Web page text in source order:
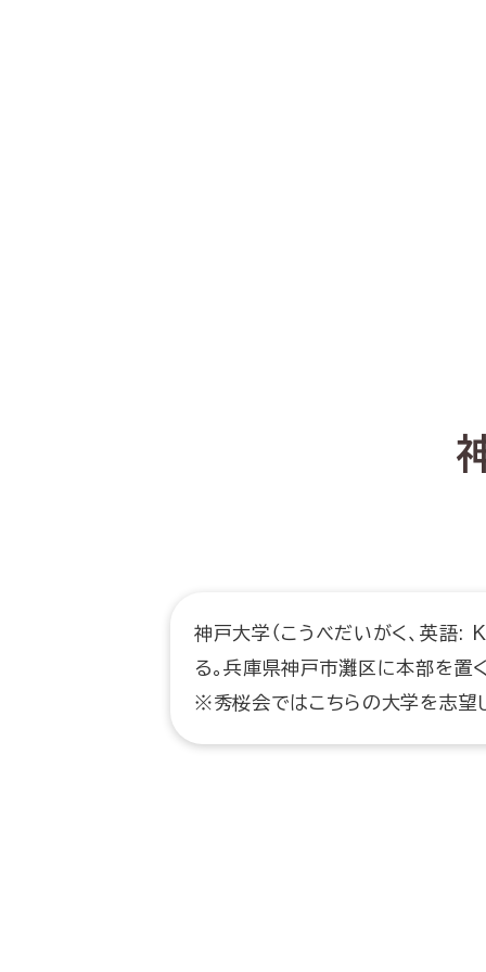
神戸大学（こうべだいがく、英
る。兵庫県神戸市灘区に本部を置く
※秀桜会ではこちらの大学を志望